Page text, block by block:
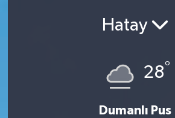
Hatay
28°
Dumanlı Pus